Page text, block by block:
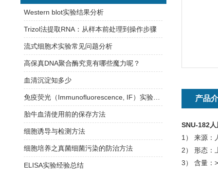
产品
SNU-182
1） 来源：
2） 形态：
3） 含量：
Western blot实验结果分析
Trizol法提取RNA：从样本前处理到操作步骤
流式细胞术实验常见问题分析
高保真DNA聚合酶究竟有哪些魔力呢？
血清沉淀知多少
胎牛血清使用前的保存方法
细胞诱导与检测方法
细胞培养之真菌细菌污染的防治方法
ELISA实验经验总结